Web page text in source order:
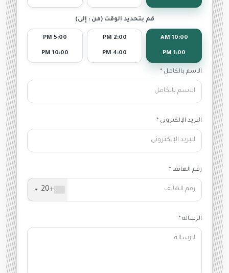
قم بتحديد الوقت (من : إلى)
10:00 AM
1:00 PM
2:00 PM
4:00 PM
5:00 PM
10:00 PM
الاسم بالكامل *
البريد الإلكترونى *
رقم الهاتف *
+20
الرسالة *